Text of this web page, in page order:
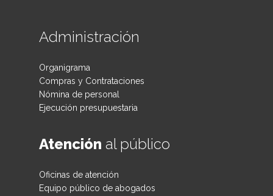
Administración
Organigrama
Compras y Contrataciones
Nómina de personal
Ejecución presupuestaria
Atención al público
Oficinas de atención
Equipo público de abogados